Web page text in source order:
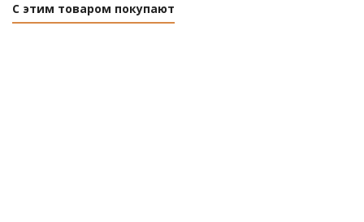
С этим товаром покупают